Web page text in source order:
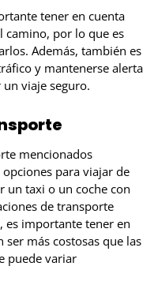
tener en cuenta
camino, por lo que es
Además, también es
y mantenerse alerta
viaje seguro.
mencionados
para viajar de
un taxi o un coche con
de transporte
es importante tener en
ser más costosas que las
puede variar